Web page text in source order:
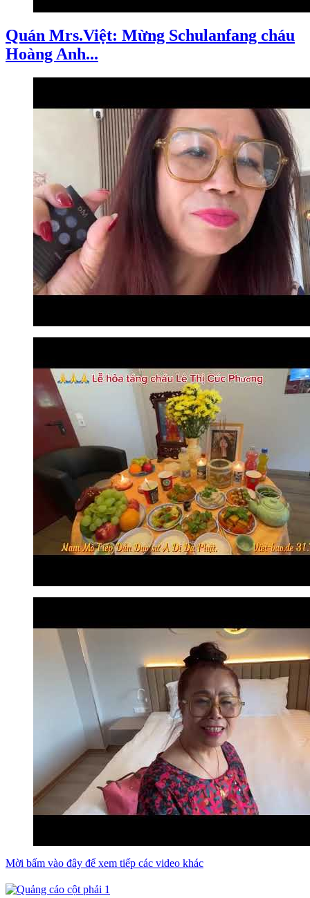
Quán Mrs.Việt: Mừng Schulanfang cháu
Hoàng Anh...
Mời bấm vào đây để xem tiếp các video khác